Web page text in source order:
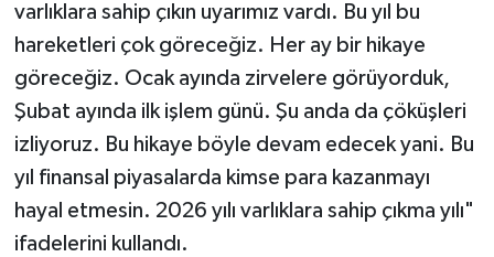
varlıklara sahip çıkın uyarımız vardı. Bu yıl bu
hareketleri çok göreceğiz. Her ay bir hikaye
göreceğiz. Ocak ayında zirvelere görüyorduk,
Şubat ayında ilk işlem günü. Şu anda da çöküşleri
izliyoruz. Bu hikaye böyle devam edecek yani. Bu
yıl finansal piyasalarda kimse para kazanmayı
hayal etmesin. 2026 yılı varlıklara sahip çıkma yılı"
ifadelerini kullandı.